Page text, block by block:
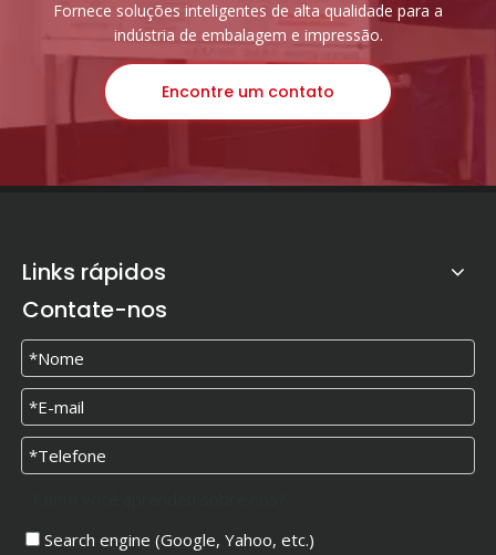
Fornece soluções inteligentes de alta qualidade para a
indústria de embalagem e impressão.
Encontre um contato
Links rápidos
Contate-nos
Search engine (Google, Yahoo, etc.)